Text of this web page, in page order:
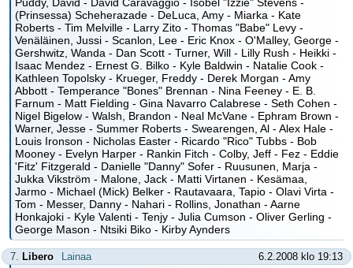
(Prinsessa) Scheherazade - DeLuca, Amy - Miarka - Kate
Roberts - Tim Melville - Larry Zito - Thomas "Babe" Levy -
Venäläinen, Jussi - Scanlon, Lee - Eric Knox - O'Malley, George -
Gershwitz, Wanda - Dan Scott - Turner, Will - Lilly Rush - Heikki -
Isaac Mendez - Ernest G. Bilko - Kyle Baldwin - Natalie Cook -
Kathleen Topolsky - Krueger, Freddy - Derek Morgan - Amy
Abbott - Temperance "Bones" Brennan - Nina Feeney - E. B.
Farnum - Matt Fielding - Gina Navarro Calabrese - Seth Cohen -
Nigel Bigelow - Walsh, Brandon - Neal McVane - Ephram Brown -
Warner, Jesse - Summer Roberts - Swearengen, Al - Alex Hale -
Louis Ironson - Nicholas Easter - Ricardo "Rico" Tubbs - Bob
Mooney - Evelyn Harper - Rankin Fitch - Colby, Jeff - Fez - Eddie
'Fitz' Fitzgerald - Danielle "Danny" Sofer - Ruusunen, Marja -
Jukka Vikström - Malone, Jack - Matti Virtanen - Kesämaa,
Jarmo - Michael (Mick) Belker - Rautavaara, Tapio - Olavi Virta -
Tom - Messer, Danny - Nahari - Rollins, Jonathan - Aarne
Honkajoki - Kyle Valenti - Tenjy - Julia Cumson - Oliver Gerling -
George Mason - Ntsiki Biko - Kirby Aynders
7. Libero Lainaa 6.2.2008 klo 19:13